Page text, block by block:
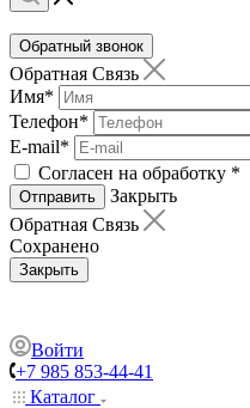
Обратный звонок
Обратная Связь
Имя*
Телефон*
E-mail*
Согласен на обработку *
Отправить
Закрыть
Обратная Связь
Сохранено
Закрыть
Войти
+7 985 853-44-41
Каталог